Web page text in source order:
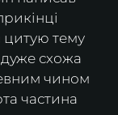
цитую тему
дуже схожа
чином
частина